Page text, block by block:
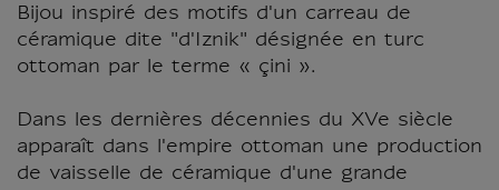
Bijou inspiré des motifs d'un carreau de
céramique dite "d'Iznik" désignée en turc
ottoman par le terme « çini ».
Dans les dernières décennies du XVe siècle
apparaît dans l'empire ottoman une production
de vaisselle de céramique d'une grande